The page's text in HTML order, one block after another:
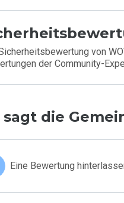
von
der Community-
sagt die
Eine Bewertung